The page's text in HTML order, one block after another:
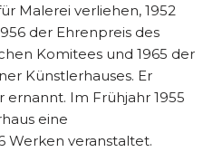
Malerei verliehen, 1952
der Ehrenpreis des
Komitees und 1965 der
Künstlerhauses. Er
ernannt. Im Frühjahr 1955
eine
Werken veranstaltet.